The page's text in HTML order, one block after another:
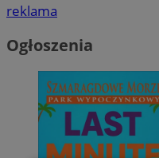
reklama
Ogłoszenia